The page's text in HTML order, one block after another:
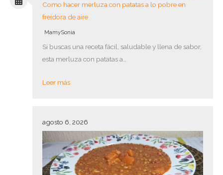
Como hacer merluza con patatas a lo pobre en
freidora de aire
MamySonia
Si buscas una receta fácil, saludable y llena de sabor,
esta merluza con patatas a…
Leer más
agosto 6, 2026